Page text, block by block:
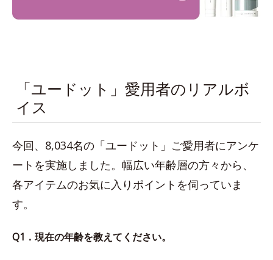
「ユードット」愛用者のリアルボ
イス
今回、8,034名の「ユードット」ご愛用者にアンケ
ートを実施しました。幅広い年齢層の方々から、
各アイテムのお気に入りポイントを伺っていま
す。
Q1．現在の年齢を教えてください。